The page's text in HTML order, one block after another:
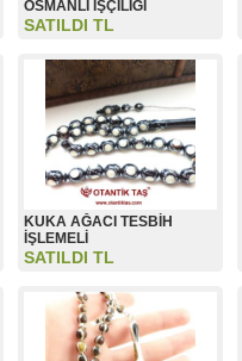
OSMANLI İŞÇİLİĞİ
SATILDI TL
KUKA AĞACI TESBİH
İŞLEMELİ
SATILDI TL